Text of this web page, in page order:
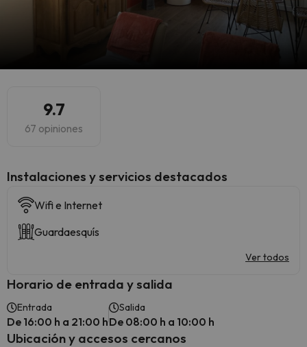
9.7
67 opiniones
Instalaciones y servicios destacados
Wifi e Internet
Guardaesquís
Ver todos
Horario de entrada y salida
Entrada
De 16:00 h a 21:00 h
Salida
De 08:00 h a 10:00 h
Ubicación y accesos cercanos